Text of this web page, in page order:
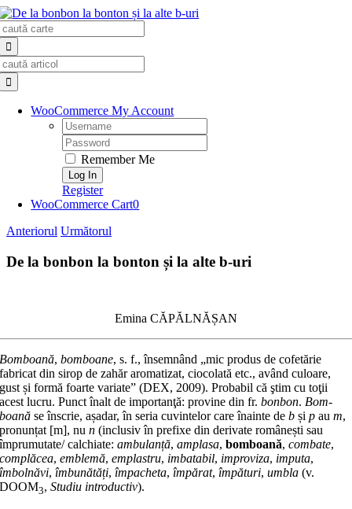
Skip
to
content
WooCommerce My Account
Username:
Password:
Remember Me
Register
WooCommerce Cart0
Anteriorul Următorul
De la bonbon la bonton și la alte b-uri
Emina CĂPĂLNĂȘAN
Bomboană,bomboane, s. f., în­sem­nând „mic produs de cofetărie
fabricat din sirop de zahăr aromatizat, ciocolată etc., având culoare,
gust și formă foarte variate” (DEX, 2009). Probabil că ştim cu toţii
acest lucru. Punct înalt de im­portanţă: provine din fr.bonbon.Bom­
boanăse înscrie, așadar, în seria cuvin­telor care înainte deb șip aum,
pro­nun­țat [m], nun (inclusiv în prefixe din derivate românești sau
împru­mu­tate/ calchiate:am­bulanță, amplasa,bomboană, combate,
com­plă­cea,em­ble­mă,emplastru, imba­tabil, impro­viza, imputa,
îmbolnăvi,îmbunătăți,împacheta, împărat, îm­pă­turi, umbla (v.
DOOM3,Studiu introductiv).